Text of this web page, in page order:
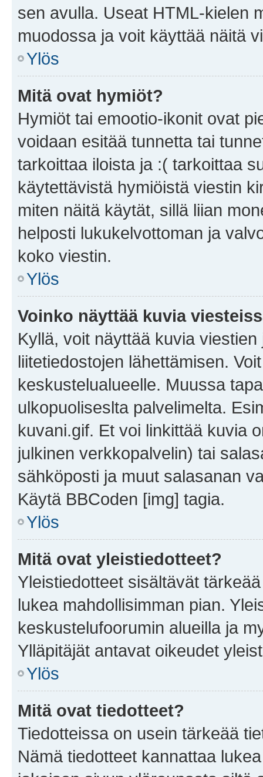
sen avulla. Useat HTML-kielen
muodossa ja voit käyttää näitä
Ylös
Mitä ovat hymiöt?
Hymiöt tai emootio-ikonit ovat
voidaan esitää tunnetta tai
tarkoittaa iloista ja :( tarkoittaa
käytettävistä hymiöistä viestin
miten näitä käytät, sillä liian
helposti lukukelvottoman ja
koko viestin.
Ylös
Voinko näyttää kuvia
Kyllä, voit näyttää kuvia
liitetiedostojen lähettämisen.
keskustelualueelle. Muussa
ulkopuoliseslta palvelimelta.
kuvani.gif. Et voi linkittää kuvia
julkinen verkkopalvelin) tai
sähköposti ja muut salasanan
Käytä BBCoden [img] tagia.
Ylös
Mitä ovat yleistiedotteet?
Yleistiedotteet sisältävät
lukea mahdollisimman pian.
keskustelufoorumin alueilla ja
Ylläpitäjät antavat oikeudet
Ylös
Mitä ovat tiedotteet?
Tiedotteissa on usein tärkeää
Nämä tiedotteet kannattaa